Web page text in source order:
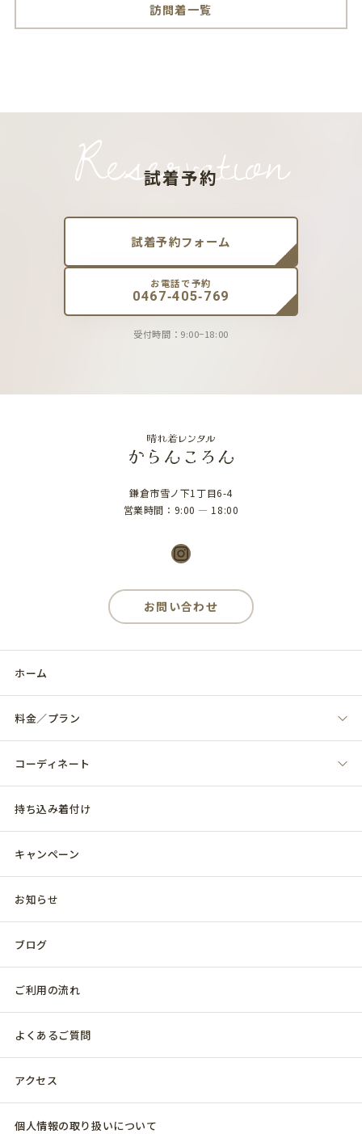
訪問着一覧
Reservation
試着予約
試着予約フォーム
お電話で予約
0467-405-769
受付時間：9:00−18:00
鎌倉市雪ノ下1丁目6-4
営業時間：9:00 ― 18:00
Instagram
お問い合わせ
ホーム
料金／プラン
コーディネート
持ち込み着付け
キャンペーン
お知らせ
ブログ
ご利用の流れ
よくあるご質問
アクセス
個人情報の取り扱いについて